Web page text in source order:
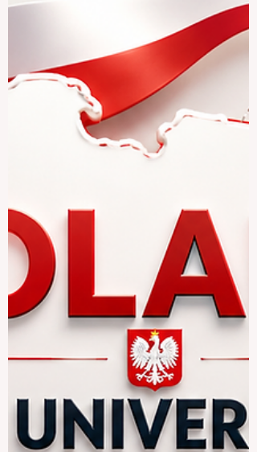
जीवन और भविष्य के लिए उपयोगी अंतरराष्ट्रीय अनुभव
एक साथ मिलते हैं। बेल्जियम की एक विशेषता इसकी
बहुभाषी पहचान है। देश के अलग-अलग क्